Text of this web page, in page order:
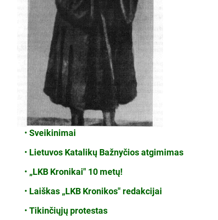
• Sveikinimai
• Lietuvos Katalikų Bažnyčios atgimimas
• „LKB Kronikai" 10 metų!
• Laiškas „LKB Kronikos" redakcijai
• Tikinčiųjų protestas